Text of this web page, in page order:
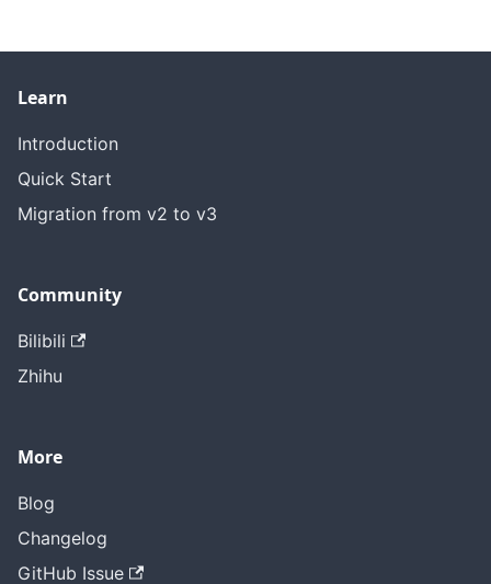
Learn
Introduction
Quick Start
Migration from v2 to v3
Community
Bilibili
Zhihu
More
Blog
Changelog
GitHub Issue